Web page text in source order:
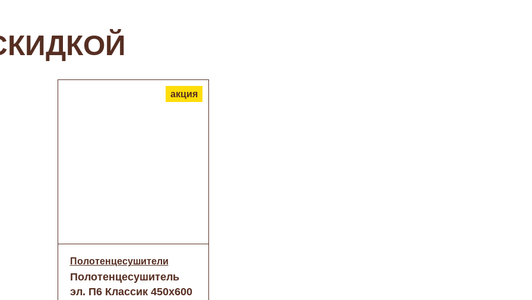
акция
Полотенцесушители
Полотенцесушитель
эл. П6 Классик 450x600